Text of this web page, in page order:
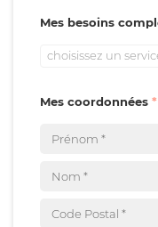
Mes besoins
choisissez un
Mes coordonnées